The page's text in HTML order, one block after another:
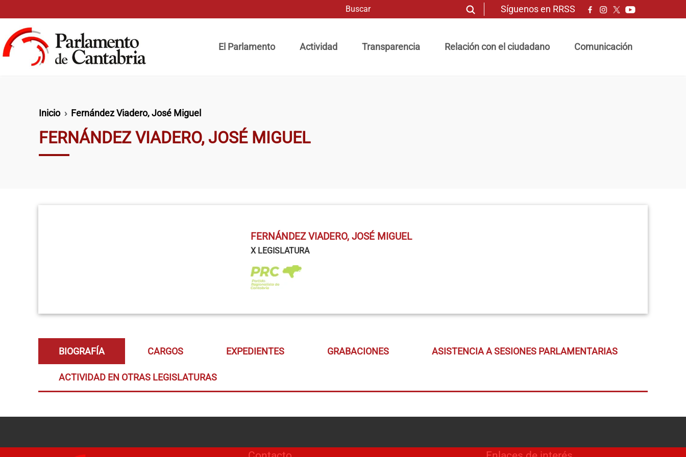
Síguenos en RRSS
El Parlamento
Actividad Transparencia Relación con el ciudadano Comunicación
Ruta de navegación
Inicio Fernández Viadero, José Miguel
FERNÁNDEZ VIADERO, JOSÉ MIGUEL
FERNÁNDEZ VIADERO, JOSÉ MIGUEL
X LEGISLATURA
BIOGRAFÍA CARGOS EXPEDIENTES GRABACIONES ASISTENCIA A SESIONES PARLAMENTARIAS
ACTIVIDAD EN OTRAS LEGISLATURAS